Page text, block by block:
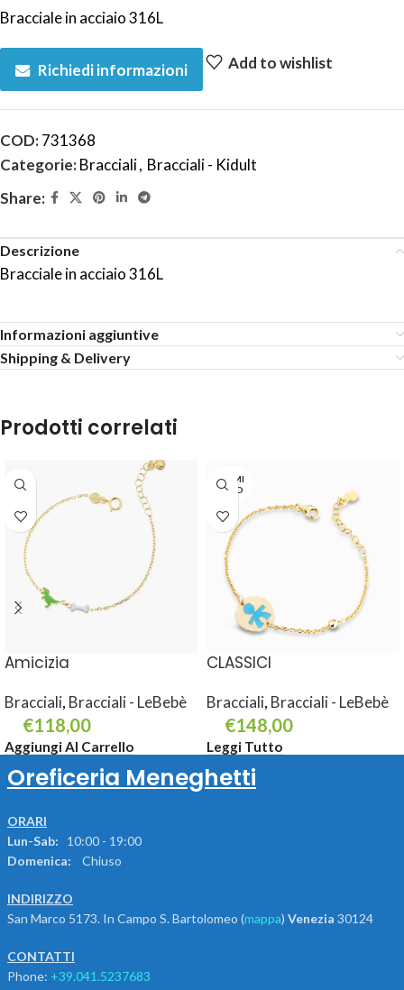
Bracciale in acciaio 316L
Richiedi informazioni Add to wishlist
COD:731368
Categorie:Bracciali, Bracciali - Kidult
Share:
Descrizione
Bracciale in acciaio 316L
Informazioni aggiuntive
Shipping & Delivery
Prodotti correlati
Amicizia
Bracciali, Bracciali - LeBebè
€118,00
Aggiungi Al Carrello
TERMI
NATO
CLASSICI
Bracciali, Bracciali - LeBebè
€148,00
Leggi Tutto
Oreficeria Meneghetti
ORARI
Lun-Sab: 10:00 - 19:00
Domenica:
Chiuso
INDIRIZZO
San Marco 5173. In Campo S. Bartolomeo (mappa) Venezia 30124
CONTATTI
Phone: +39.041.5237683